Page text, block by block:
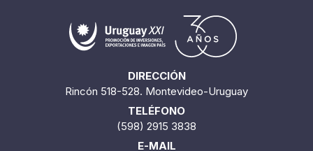
DIRECCIÓN
Rincón 518-528. Montevideo-Uruguay
TELÉFONO
(598) 2915 3838
E-MAIL